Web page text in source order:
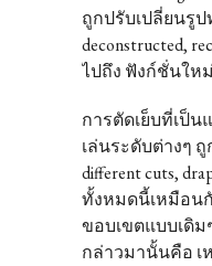
ถูกปรับเปลี่ยนรูป
deconstructed,
ไปถึง ฟังก์ชั่นให
การตัดเย็บที่เป็น
เล่นระดับต่างๆ
different cuts,
ทั้งหมดนี้เหมือน
ขอบเขตแบบเดิ
กล่าวมานั้นคือ เ